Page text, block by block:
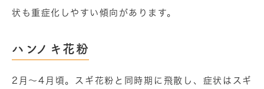
状も重症化しやすい傾向があります。
ハンノキ花粉
2⽉〜4⽉頃。スギ花粉と同時期に飛散し、症状はスギ